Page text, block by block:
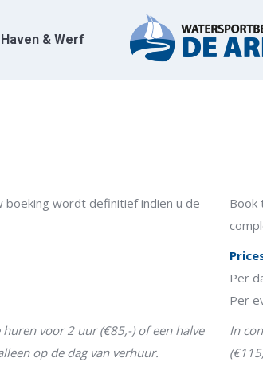
Haven & Werf
wordt definitief indien u de
voor 2 uur (€85,-) of een halve
op de dag van verhuur.
Book
Per
Per
In